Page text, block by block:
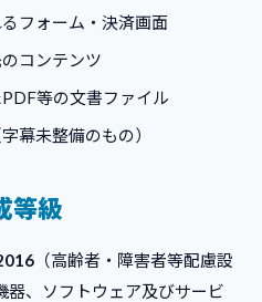
フォーム・決済画面
コンテンツ
等の文書ファイル
幕未整備のもの）
等級
（高齢者・障害者等配慮設
、ソフトウェア及びサービ